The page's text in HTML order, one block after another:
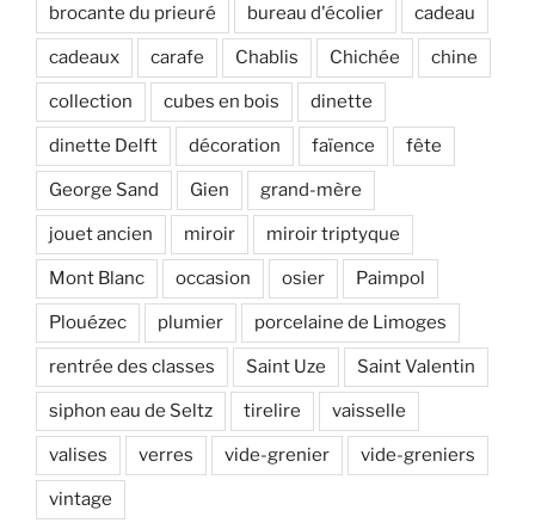
brocante du prieuré bureau d'écolier cadeau
cadeaux carafe Chablis Chichée chine
collection cubes en bois dinette
dinette Delft décoration faïence fête
George Sand Gien grand-mère
jouet ancien miroir miroir triptyque
Mont Blanc occasion osier Paimpol
Plouézec plumier porcelaine de Limoges
rentrée des classes Saint Uze Saint Valentin
siphon eau de Seltz tirelire vaisselle
valises verres vide-grenier vide-greniers
vintage